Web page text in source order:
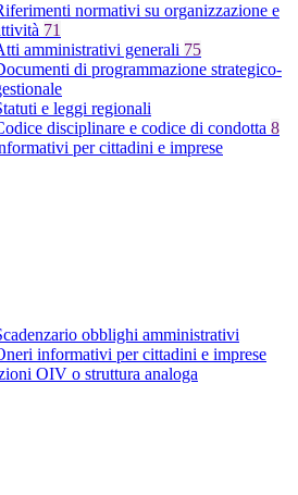
normativi su organizzazione e
71
amministrativi generali 75
di programmazione strategico-
e leggi regionali
disciplinare e codice di condotta 8
per cittadini e imprese
obblighi amministrativi
informativi per cittadini e imprese
OIV o struttura analoga